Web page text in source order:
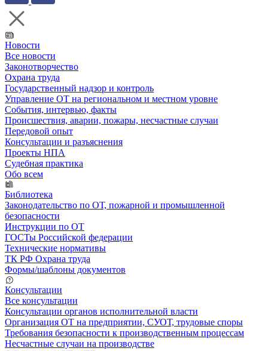
Новости
Все новости
Законотворчество
Охрана труда
Государственный надзор и контроль
Управление ОТ на региональном и местном уровне
События, интервью, факты
Происшествия, аварии, пожары, несчастные случаи
Передовой опыт
Консультации и разъяснения
Проекты НПА
Судебная практика
Обо всем
Библиотека
Законодательство по ОТ, пожарной и промышленной
безопасности
Инструкции по ОТ
ГОСТы Российской федерации
Технические нормативы
ТК РФ Охрана труда
Формы/шаблоны документов
Консультации
Все консультации
Консультации органов исполнительной власти
Организация ОТ на предприятии, СУОТ, трудовые споры
Требования безопасности к производственным процессам
Несчастные случаи на производстве